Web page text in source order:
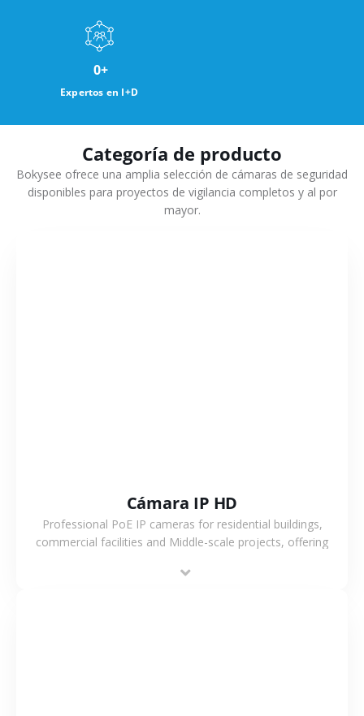
Expertos en I+D
0+
Categoría de producto
Bokysee ofrece una amplia selección de cámaras de seguridad
disponibles para proyectos de vigilancia completos y al por
mayor.
Cámara IP HD
Professional PoE IP cameras for residential buildings,
commercial facilities and Middle-scale projects, offering
support.